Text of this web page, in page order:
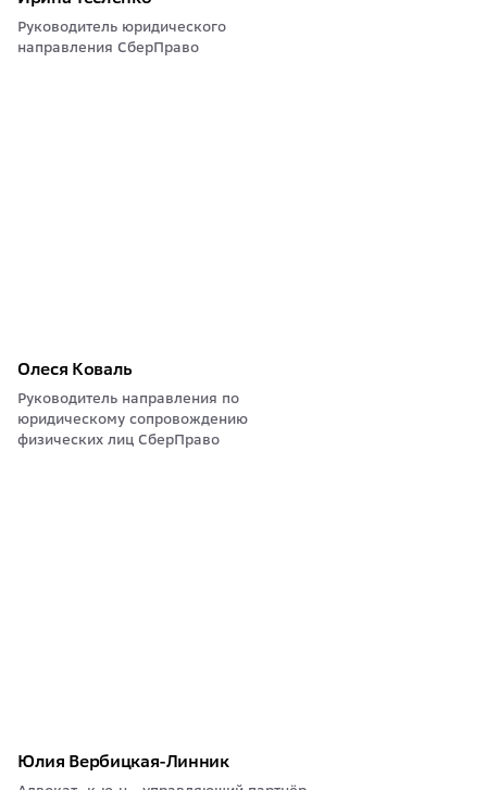
Руководитель юридического
направления СберПраво
Олеся Коваль
Руководитель направления по
юридическому сопровождению
физических лиц СберПраво
Юлия Вербицкая-Линник